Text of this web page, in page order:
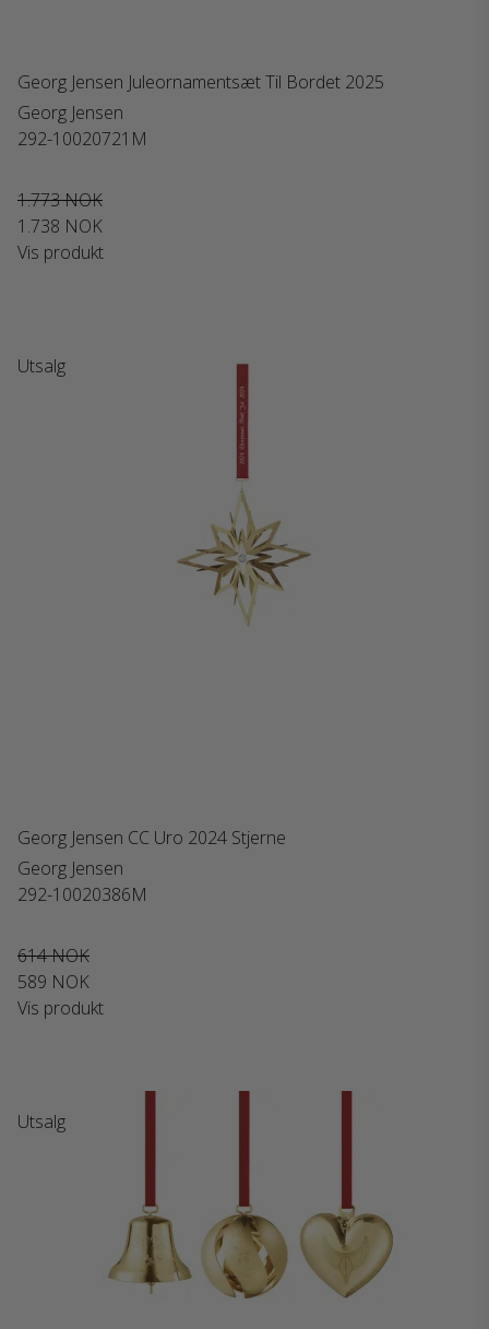
Georg Jensen Juleornamentsæt Til Bordet 2025
Georg Jensen
292-10020721M
1.773 NOK
1.738 NOK
Vis produkt
Utsalg
Georg Jensen CC Uro 2024 Stjerne
Georg Jensen
292-10020386M
614 NOK
589 NOK
Vis produkt
Utsalg